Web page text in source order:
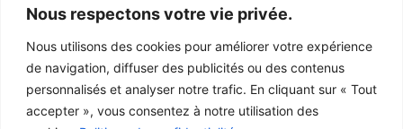
Nous respectons votre vie privée.
Nous utilisons des cookies pour améliorer votre expérience
de navigation, diffuser des publicités ou des contenus
personnalisés et analyser notre trafic. En cliquant sur « Tout
accepter », vous consentez à notre utilisation des